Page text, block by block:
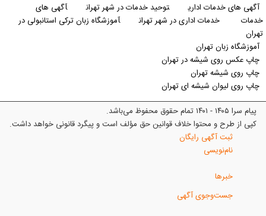
آگهی های خدمات اداری
توحید خدمات در شهر تهران
آگهی های
خدمات اداری در شهر تهران
آموزشگاه زبان ترکی استانبولی در
آموزشگاه زبان تهران
چاپ عکس روی شیشه در تهران
چاپ روی شیشه تهران
چاپ روی لیوان شیشه ای تهران
پیام سرا ۱۴۰۵ - ۱۴۰۱ تمام حقوق محفوظ می‌باشد.
کپی از طرح و محتوا خلاف قوانین حق مؤلف است و پیگرد قانونی خواهد داشت.
ثبت آگهی رایگان
نام‌نویسی
خبرها
جست‌وجوی آگهی